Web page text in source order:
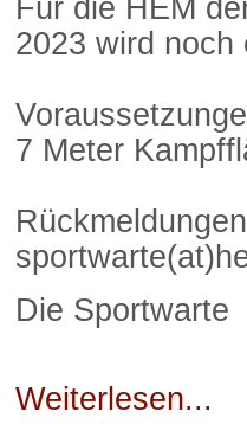
Für die HEM
2023 wird
7 Meter
Die Sportwarte
Weiterlesen...